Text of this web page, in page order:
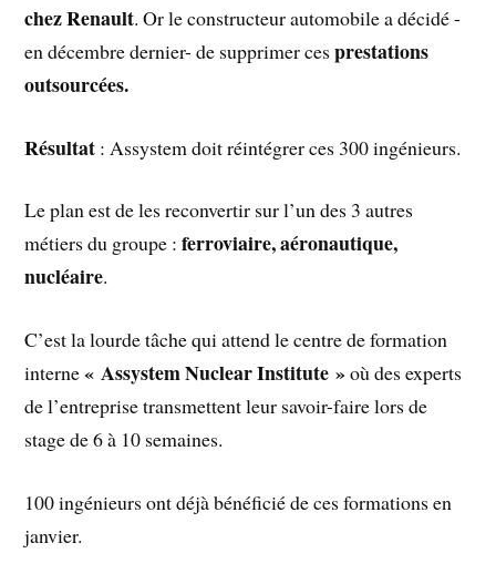
chez Renault. Or le constructeur automobile a décidé -
en décembre dernier- de supprimer cesprestations
outsourcées.
Résultat : Assystem doit réintégrer ces 300 ingénieurs.
Le plan est de les reconvertir sur l’un des 3 autres
métiers du groupe :ferroviaire, aéronautique,
nucléaire.
C’est la lourde tâche qui attend le centre de formation
interne« Assystem Nuclear Institute »où des experts
de l’entreprise transmettent leur savoir-faire lors de
stage de 6 à 10 semaines.
100 ingénieurs ont déjà bénéficié de ces formations en
janvier.